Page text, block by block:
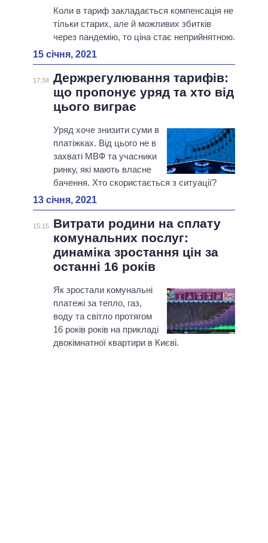
Коли в тариф закладається компенсація не
тільки старих, але й можливих збитків
через пандемію, то ціна стає неприйнятною.
15 січня, 2021
17:34 Держрегулювання тарифів:
що пропонує уряд та хто від
цього виграє
Уряд хоче знизити суми в
платіжках. Від цього не в
захваті МВФ та учасники
ринку, які мають власне
бачення. Хто скористається з ситуації?
13 січня, 2021
15:15
Витрати родини на сплату
комунальних послуг:
динаміка зростання цін за
останні 16 років
Як зростали комунальні
платежі за тепло, газ,
воду та світло протягом
16 років років на прикладі
двокімнатної квартири в Києві.